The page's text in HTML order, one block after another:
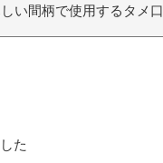
い間柄で使用するタメ口
た